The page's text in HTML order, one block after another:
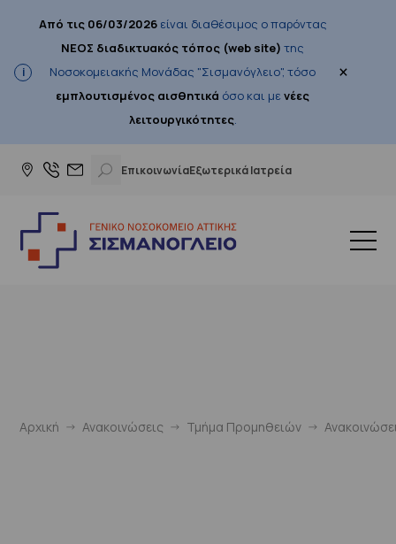
Από τις 06/03/2026είναι διαθέσιμος ο παρόντας
ΝΕΟΣ διαδικτυακός τόπος (web site) της
Νοσοκομειακής Μονάδας "Σισμανόγλειο", τόσο
εμπλουτισμένος αισθητικά όσο και μενέες
λειτουργικότητες.
×
ΕπικοινωνίαΕξωτερικά Ιατρεία
Αρχική Ανακοινώσεις Τμήμα Προμηθειών